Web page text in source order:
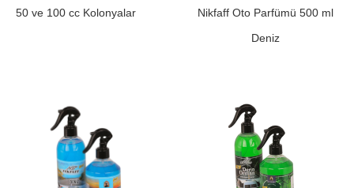
50 ve 100 cc Kolonyalar
Nikfaff Oto Parfümü 500 ml
Deniz